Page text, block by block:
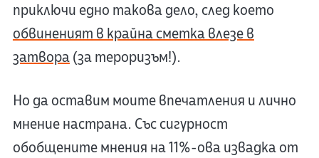
приключи едно такова дело, след което
обвиненият в крайна сметка влезе в
затвора(за тероризъм!).
Но да оставим моите впечатления и лично
мнение настрана. Със сигурност
обобщените мнения на 11%-ова извадка от